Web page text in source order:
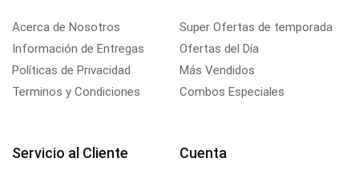
Acerca de Nosotros
Información de Entregas
Políticas de Privacidad
Terminos y Condiciones
Super Ofertas de temporada
Ofertas del Día
Más Vendidos
Combos Especiales
Servicio al Cliente Cuenta